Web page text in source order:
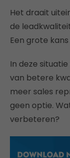
Het draait
de
Een grote
In deze
van betere
meer sales
geen optie.
verbeteren?